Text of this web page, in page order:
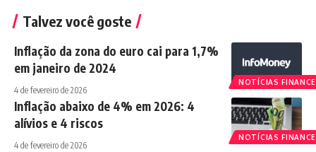
Talvez você goste
NOTÍCIAS
Inflação da zona do euro cai para 1,7%
em janeiro de 2024
4 de fevereiro de 2026
NOTÍCIAS
Inflação abaixo de 4% em 2026: 4
alívios e 4 riscos
4 de fevereiro de 2026